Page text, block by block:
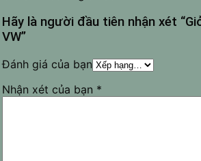
Hãy là người đầu tiên nhận xét
VW”
Đánh giá của bạn
Nhận xét của bạn *